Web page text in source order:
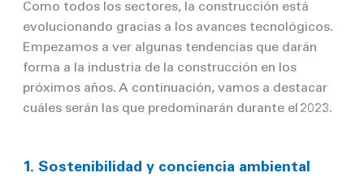
Como todos los sectores, la construcción está
evolucionando gracias a los avances tecnológicos.
Empezamos a ver algunastendencias que darán
forma a la industria de la construcción en los
próximos años. A continuación, vamos a destacar
cuáles serán las que predominarán durante el 2023.
1. Sostenibilidad y conciencia ambiental